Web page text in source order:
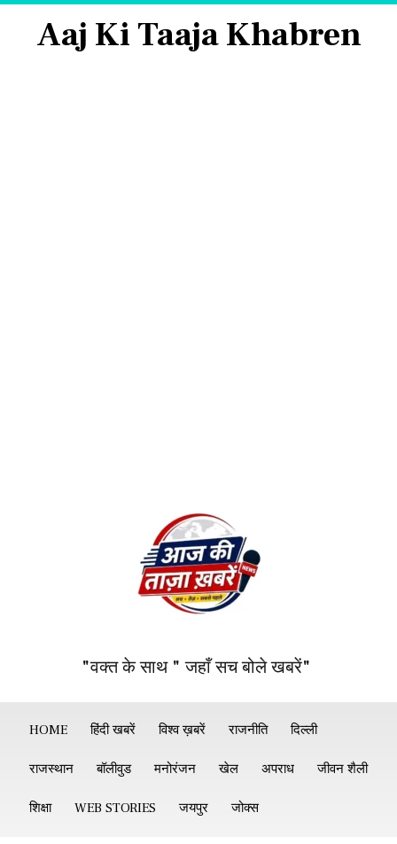
Aaj Ki Taaja Khabren
"वक्त के साथ " जहाँ सच बोले खबरें"
HOME हिंदी खबरें विश्व ख़बरें राजनीति दिल्ली
राजस्थान बॉलीवुड मनोरंजन खेल अपराध जीवन शैली
शिक्षा WEB STORIES जयपुर जोक्स